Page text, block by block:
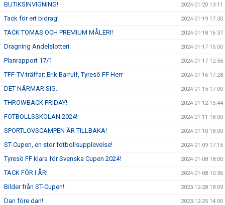
BUTIKSINVIGNING! 2024-01-20 13:11
Tack för ert bidrag! 2024-01-19 17:30
TACK TOMAS OCH PREMIUM MÅLERI! 2024-01-18 16:37
Dragning Andelslotteri 2024-01-17 15:00
Planrapport 17/1 2024-01-17 12:56
TFF-TV träffar: Erik Barrulf, Tyresö FF Herr 2024-01-16 17:28
DET NÄRMAR SIG.. 2024-01-15 17:00
THROWBACK FRIDAY! 2024-01-12 15:44
FOTBOLLSSKOLAN 2024! 2024-01-11 18:00
SPORTLOVSCAMPEN ÄR TILLBAKA! 2024-01-10 18:00
ST-Cupen, en stor fotbollsupplevelse! 2024-01-09 17:15
Tyresö FF klara för Svenska Cupen 2024! 2024-01-08 18:00
TACK FÖR I ÅR! 2024-01-08 10:36
Bilder från ST-Cupen! 2023-12-28 18:09
Dan före dan! 2023-12-25 14:00